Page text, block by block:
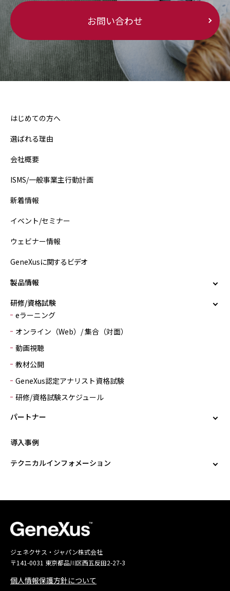
お問い合わせ
はじめての方へ
選ばれる理由
会社概要
ISMS/一般事業主行動計画
新着情報
イベント/セミナー
ウェビナー情報
GeneXusに関するビデオ
製品情報
研修/資格試験
eラーニング
オンライン（Web）/ 集合（対面）
動画視聴
教材公開
GeneXus認定アナリスト資格試験
研修/資格試験スケジュール
パートナー
導入事例
テクニカルインフォメーション
ジェネクサス・ジャパン株式会社
〒141-0031 東京都品川区西五反田2-27-3
個人情報保護方針について